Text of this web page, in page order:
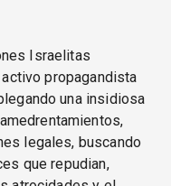
Israelitas
propagandista
una insidiosa
legales, buscando
que repudian,